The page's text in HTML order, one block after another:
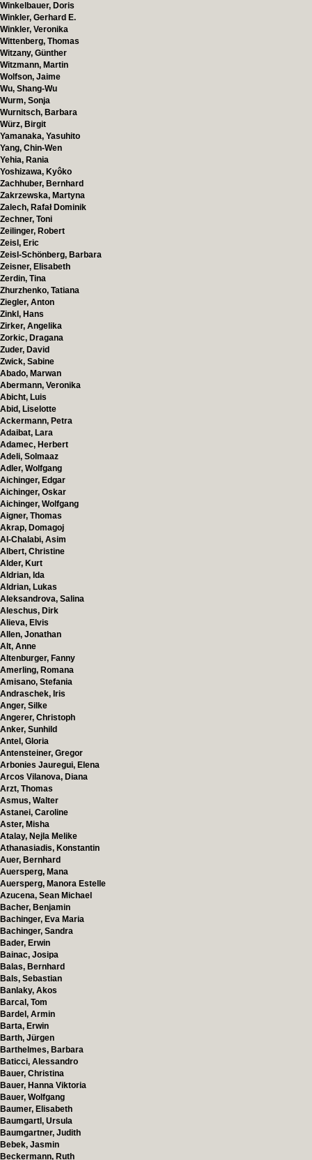
Winkelbauer, Doris
Winkler, Gerhard E.
Winkler, Veronika
Wittenberg, Thomas
Witzany, Günther
Witzmann, Martin
Wolfson, Jaime
Wu, Shang-Wu
Wurm, Sonja
Wurnitsch, Barbara
Würz, Birgit
Yamanaka, Yasuhito
Yang, Chin-Wen
Yehia, Rania
Yoshizawa, Kyôko
Zachhuber, Bernhard
Zakrzewska, Martyna
Zalech, Rafał Dominik
Zechner, Toni
Zeilinger, Robert
Zeisl, Eric
Zeisl-Schönberg, Barbara
Zeisner, Elisabeth
Zerdin, Tina
Zhurzhenko, Tatiana
Ziegler, Anton
Zinkl, Hans
Zirker, Angelika
Zorkic, Dragana
Zuder, David
Zwick, Sabine
Abado, Marwan
Abermann, Veronika
Abicht, Luis
Abid, Liselotte
Ackermann, Petra
Adaibat, Lara
Adamec, Herbert
Adeli, Solmaaz
Adler, Wolfgang
Aichinger, Edgar
Aichinger, Oskar
Aichinger, Wolfgang
Aigner, Thomas
Akrap, Domagoj
Al-Chalabi, Asim
Albert, Christine
Alder, Kurt
Aldrian, Ida
Aldrian, Lukas
Aleksandrova, Salina
Aleschus, Dirk
Alieva, Elvis
Allen, Jonathan
Alt, Anne
Altenburger, Fanny
Amerling, Romana
Amisano, Stefania
Andraschek, Iris
Anger, Silke
Angerer, Christoph
Anker, Sunhild
Antel, Gloria
Antensteiner, Gregor
Arbonies Jauregui, Elena
Arcos Vilanova, Diana
Arzt, Thomas
Asmus, Walter
Astanei, Caroline
Aster, Misha
Atalay, Nejla Melike
Athanasiadis, Konstantin
Auer, Bernhard
Auersperg, Mana
Auersperg, Manora Estelle
Azucena, Sean Michael
Bacher, Benjamin
Bachinger, Eva Maria
Bachinger, Sandra
Bader, Erwin
Bainac, Josipa
Balas, Bernhard
Bals, Sebastian
Banlaky, Akos
Barcal, Tom
Bardel, Armin
Barta, Erwin
Barth, Jürgen
Barthelmes, Barbara
Baticci, Alessandro
Bauer, Christina
Bauer, Hanna Viktoria
Bauer, Wolfgang
Baumer, Elisabeth
Baumgartl, Ursula
Baumgartner, Judith
Bebek, Jasmin
Beckermann, Ruth